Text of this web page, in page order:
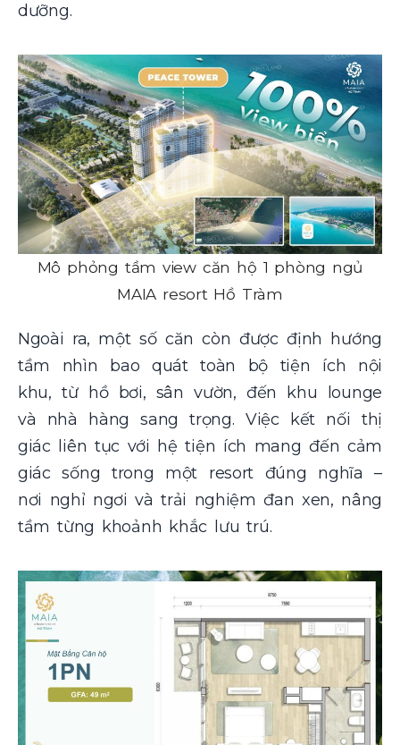
dưỡng.
Mô phỏng tầm view căn hộ 1 phòng ngủ
MAIA resort Hồ Tràm
Ngoài ra, một số căn còn được định hướng
tầm nhìn bao quát toàn bộ tiện ích nội
khu, từ hồ bơi, sân vườn, đến khu lounge
và nhà hàng sang trọng. Việc kết nối thị
giác liên tục với hệ tiện ích mang đến cảm
giác sống trong một resort đúng nghĩa –
nơi nghỉ ngơi và trải nghiệm đan xen, nâng
tầm từng khoảnh khắc lưu trú.